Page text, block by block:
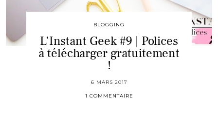
BLOGGING
L’Instant Geek #9 | Polices
à télécharger gratuitement
!
6 MARS 2017
1 COMMENTAIRE